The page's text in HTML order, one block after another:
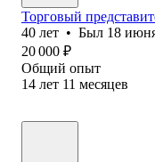
Торговый
40 лет • Был 18
20 000 ₽
Общий опыт
14 лет 11 месяцев